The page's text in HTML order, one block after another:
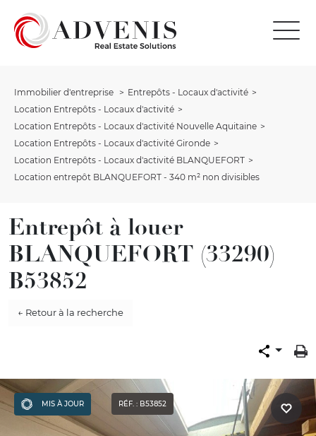
Immobilier d'entreprise
Entrepôts - Locaux d'activité
Location Entrepôts - Locaux d'activité
Location Entrepôts - Locaux d'activité Nouvelle Aquitaine
Location Entrepôts - Locaux d'activité Gironde
Location Entrepôts - Locaux d'activité BLANQUEFORT
Location entrepôt BLANQUEFORT - 340 m² non divisibles
Entrepôt à louer
BLANQUEFORT (33290)
B53852
← Retour à la recherche
MIS À JOUR RÉF. : B53852